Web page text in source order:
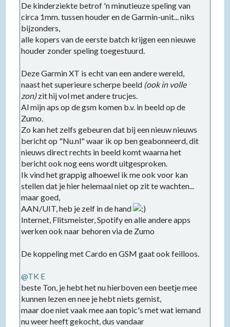
De kinderziekte betrof 'n minutieuze speling van
circa 1mm. tussen houder en de Garmin-unit... niks
bijzonders,
alle kopers van de eerste batch krijgen een nieuwe
houder zonder speling toegestuurd.
Deze Garmin XT is echt van een andere wereld,
naast het superieure scherpe beeld (ook in volle
zon)zit hij vol met andere trucjes.
Al mijn aps op de gsm komen b.v. in beeld op de
Zumo.
Zo kan het zelfs gebeuren dat bij een nieuw nieuws
bericht op "Nu.nl" waar ik op ben geabonneerd, dit
nieuws direct rechts in beeld komt waarna het
bericht ook nog eens wordt uitgesproken.
Ik vind het grappig alhoewel ik me ook voor kan
stellen dat je hier helemaal niet op zit te wachten...
maar goed,
AAN/UIT, heb je zelf in de hand
Internet, Flitsmeister, Spotify en alle andere apps
werken ook naar behoren via de Zumo
De koppeling met Cardo en GSM gaat ook feilloos.
@TK E
beste Ton, je hebt het nu hierboven een beetje mee
kunnen lezen en nee je hebt niets gemist,
maar doe niet vaak mee aan topic's met wat iemand
nu weer heeft gekocht, dus vandaar